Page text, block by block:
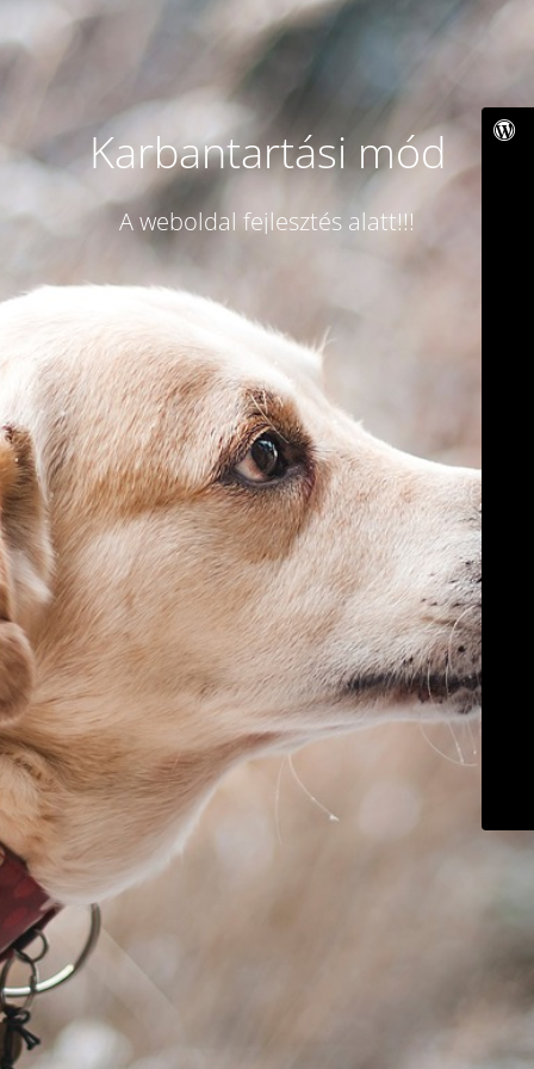
Karbantartási mód
A weboldal fejlesztés alatt!!!